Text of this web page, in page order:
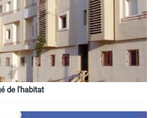
de l'habitat